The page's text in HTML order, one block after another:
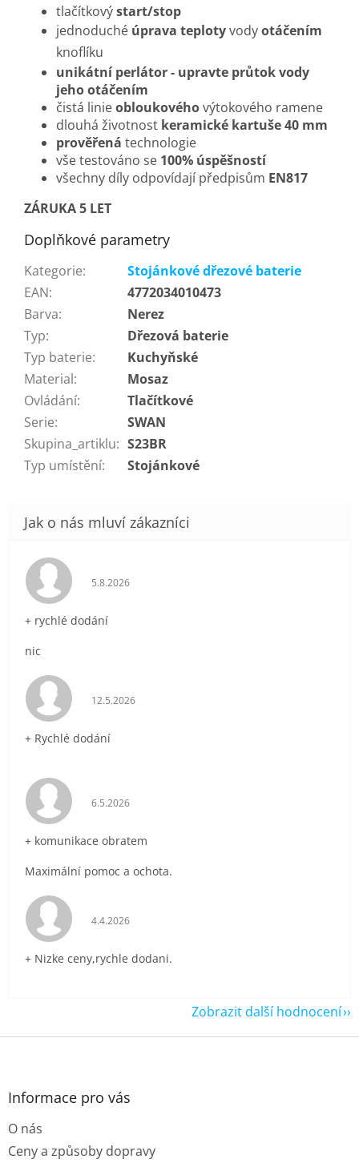
tlačítkovýstart/stop
jednoduché úprava teplotyvodyotáčením
knoflíku
unikátní perlátor - upravte průtok vody
jeho otáčením
čistá linieobloukovéhovýtokového ramene
dlouhá životnost keramické kartuše 40 mm
prověřená technologie
vše testováno se 100% úspěšností
všechny díly odpovídají předpisům EN817
ZÁRUKA 5 LET
Doplňkové parametry
Kategorie:
Stojánkové dřezové baterie
EAN:
4772034010473
Barva:
Nerez
Typ:
Dřezová baterie
Typ baterie:
Kuchyňské
Material:
Mosaz
Ovládání:
Tlačítkové
Serie:
SWAN
Skupina_artiklu: S23BR
Typ umístění: Stojánkové
Hodnocení obchodu je 5 z 5 hvězdiček.
5.8.2026
+ rychlé dodání
nic
Hodnocení obchodu je 5 z 5 hvězdiček.
12.5.2026
+ Rychlé dodání
Hodnocení obchodu je 5 z 5 hvězdiček.
6.5.2026
+ komunikace obratem
Maximální pomoc a ochota.
Hodnocení obchodu je 5 z 5 hvězdiček.
4.4.2026
+ Nizke ceny,rychle dodani.
Zobrazit další hodnocení
Z
Informace pro vás
O nás
Ceny a způsoby dopravy